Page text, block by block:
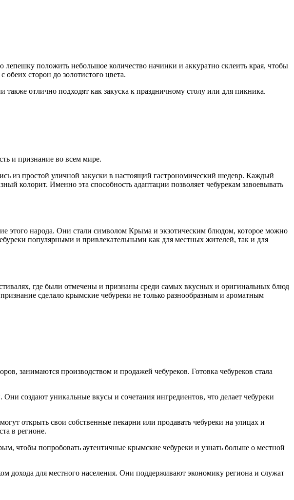
положить небольшое количество начинки и аккуратно склеить края, чтобы
сторон до золотистого цвета.
отлично подходят как закуска к праздничному столу или для пикника.
и признание во всем мире.
из простой уличной закуски в настоящий гастрономический шедевр. Каждый
колорит. Именно эта способность адаптации позволяет чебурекам завоевывать
этого народа. Они стали символом Крыма и экзотическим блюдом, которое можно
популярными и привлекательными как для местных жителей, так и для
где были отмечены и признаны среди самых вкусных и оригинальных блюд
сделало крымские чебуреки не только разнообразным и ароматным
занимаются производством и продажей чебуреков. Готовка чебуреков стала
создают уникальные вкусы и сочетания ингредиентов, что делает чебуреки
открыть свои собственные пекарни или продавать чебуреки на улицах и
в регионе.
чтобы попробовать аутентичные крымские чебуреки и узнать больше о местной
дохода для местного населения. Они поддерживают экономику региона и служат